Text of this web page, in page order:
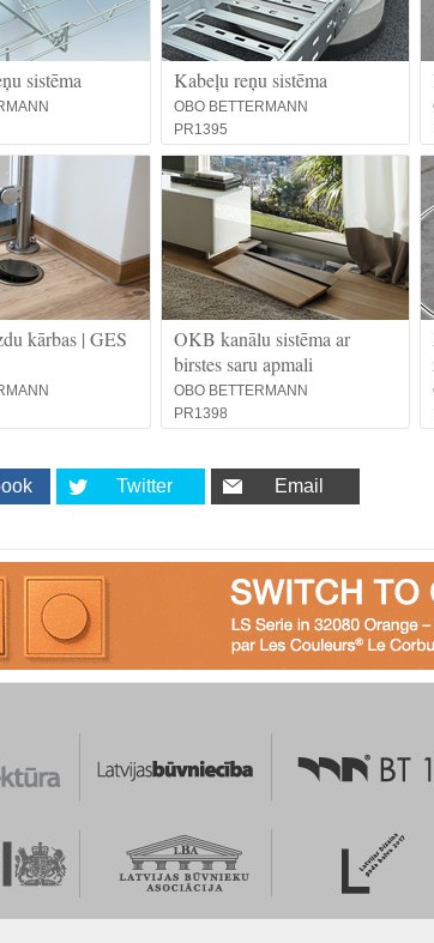
sistēma Kabeļu reņu sistēma
OBO BETTERMANN
PR1395
kārbas | GES
OKB kanālu sistēma ar
birstes saru apmali
OBO BETTERMANN
PR1398
Twitter Email